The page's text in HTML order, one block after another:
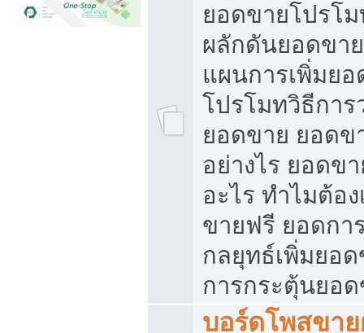
ยอดขายโปรโ
ผลักดันยอดขา
แผนการเพิ่มย
โปรโมทวิธีการ
ยอดขาย ยอดข
อย่างไร ยอดข
อะไร ทำไมต้อ
ขายฟรี ยอดกา
กลยุทธ์เพิ่มยอ
การกระตุ้นยอ
บอร์ดโพสขา